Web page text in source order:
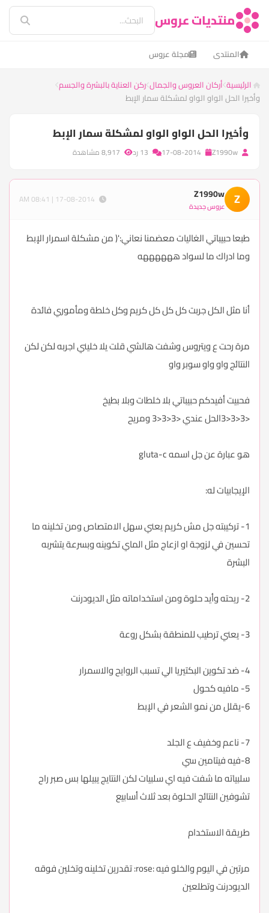
منتديات عروس
المنتدى مجلة عروس
الرئيسية أركان العروس والجمال ركن العناية بالبشرة والجسم
وأخيرا الحل الواو الواو لمشكلة سمار الإبط
وأخيرا الحل الواو الواو لمشكلة سمار الإبط
Z
Z1990w
عروس جديدة
طبعا حبيباتي الغاليات معضمنا نعاني:'( من مشكلة اسمرار الإبط
وما ادراك ما لسواد ههههههه
أنا مثل الكل جربت كل كل كل كريم وكل خلطة ومأموري فائدة
مرة رحت ع ويتروس وشفت هالشي قلت يلا خليني اجربه لكن لكن
النتائج واو واو سوبر واو
فحبيت أفيدكم حبيباتي بلا خلطات وبلا بطيخ
<3<3<3الحل عندي <3<3<3 ومريح
هو عبارة عن جل اسمه gluta-c
الإيجابيات له:
1- تركيبته جل مش كريم يعني سهل الامتصاص ومن تخلينه ما
تحسين في لزوجة او ازعاج مثل الماي تكوينه وبسرعة يتشربه
البشرة
2- ريحته وأيد حلوة ومن استخداماته مثل الديودرنت
3- يعني ترطيب للمنطقة بشكل روعة
4- ضد تكوين البكتيريا الي تسبب الروايح والاسمرار
5- مافيه كحول
6-يقلل من نمو الشعر في الإبط
7- ناعم وخفيف ع الجلد
8-فيه فيتامين سي
سلبياته ما شفت فيه اي سلبيات لكن النتايج يبيلها بس صبر راح
تشوفين النتائج الحلوة بعد ثلاث أسابيع
طريقة الاستخدام
مرتين في اليوم والخلو فيه :rose: تقدرين تخلينه وتخلين فوقه
الديودرنت وتطلعين